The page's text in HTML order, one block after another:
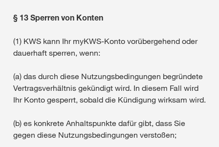
§ 13 Sperren von Konten
(1) KWS kann Ihr myKWS-Konto vorübergehend oder
dauerhaft sperren, wenn:
(a) das durch diese Nutzungsbedingungen begründete
Vertragsverhältnis gekündigt wird. In diesem Fall wird
Ihr Konto gesperrt, sobald die Kündigung wirksam wird.
(b) es konkrete Anhaltspunkte dafür gibt, dass Sie
gegen diese Nutzungsbedingungen verstoßen;